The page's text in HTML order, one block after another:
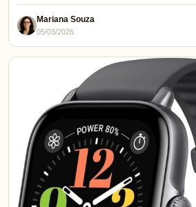
Mariana Souza
05/03/2026